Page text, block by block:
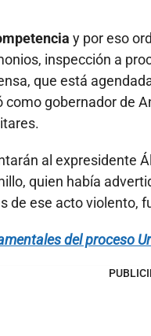
y por eso
inspección a
que está
gobernador de
al expresidente
quien había
de ese acto violento,
del proceso